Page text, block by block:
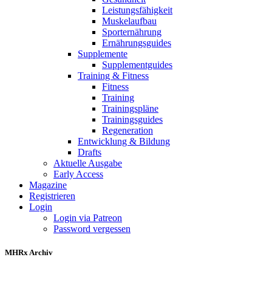
Leistungsfähigkeit
Muskelaufbau
Sporternährung
Ernährungsguides
Supplemente
Supplementguides
Training & Fitness
Fitness
Training
Trainingspläne
Trainingsguides
Regeneration
Entwicklung & Bildung
Drafts
Aktuelle Ausgabe
Early Access
Magazine
Registrieren
Login
Login via Patreon
Password vergessen
MHRx Archiv